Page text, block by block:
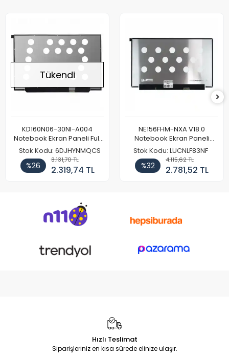
Tükendi
KD160N06-30NI-A004
Notebook Ekran Paneli Full
HD
Stok Kodu: 6DJHYNMQCS
%26
3.131,70 TL
2.319,74 TL
NE156FHM-NXA V18.0
Notebook Ekran Paneli
144Hz
Stok Kodu: LUCNLF83NF
%32
4.115,62 TL
2.781,52 TL
Hızlı Teslimat
Siparişleriniz en kısa sürede elinize ulaşır.